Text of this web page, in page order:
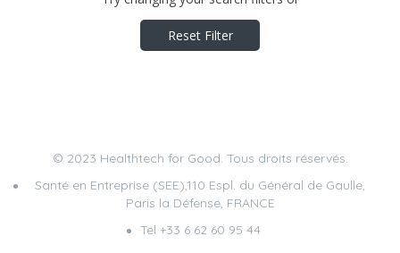
Reset Filter
© 2023 Healthtech for Good. Tous droits réservés.
Santé en Entreprise (SEE),110 Espl. du Général de Gaulle,
Paris la Défense, FRANCE
Tel +33 6 62 60 95 44